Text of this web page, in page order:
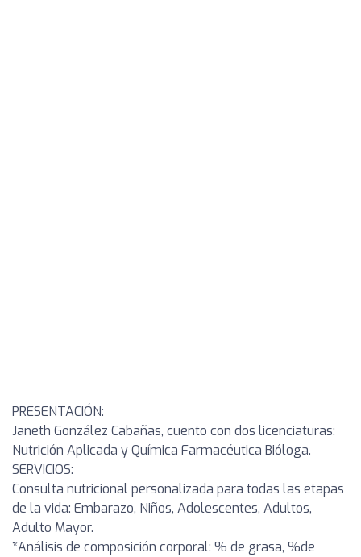
PRESENTACIÓN:
Janeth González Cabañas, cuento con dos licenciaturas:
Nutrición Aplicada y Química Farmacéutica Bióloga.
SERVICIOS:
Consulta nutricional personalizada para todas las etapas
de la vida: Embarazo, Niños, Adolescentes, Adultos,
Adulto Mayor.
*Análisis de composición corporal: % de grasa, %de